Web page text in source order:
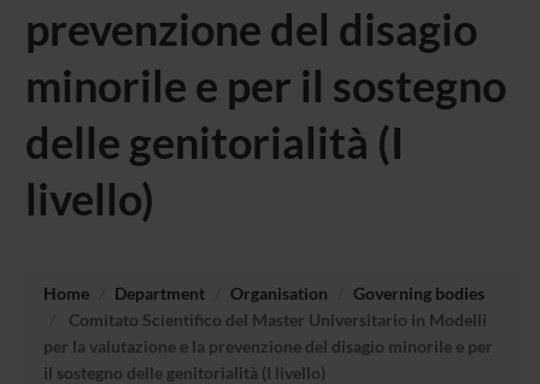
prevenzione del disagio
minorile e per il sostegno
delle genitorialità (I
livello)
Home Department Organisation
Governing bodies
Comitato Scientifico del Master Universitario in Modelli
per la valutazione e la prevenzione del disagio minorile e per
il sostegno delle genitorialità (I livello)